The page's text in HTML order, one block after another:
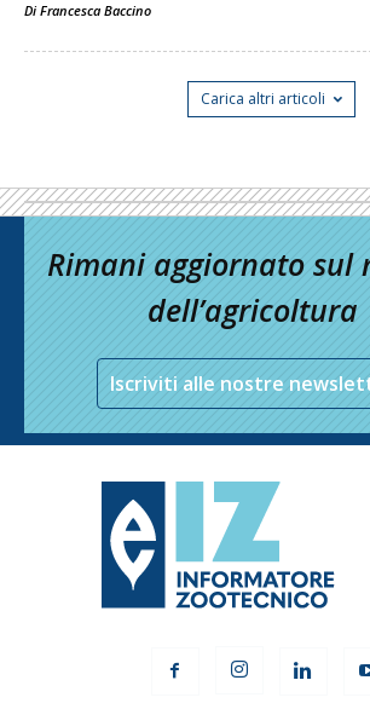
Di Francesca Baccino
Carica altri articoli
Rimani aggiornato sul
dell’agricoltura
Iscriviti alle nostre